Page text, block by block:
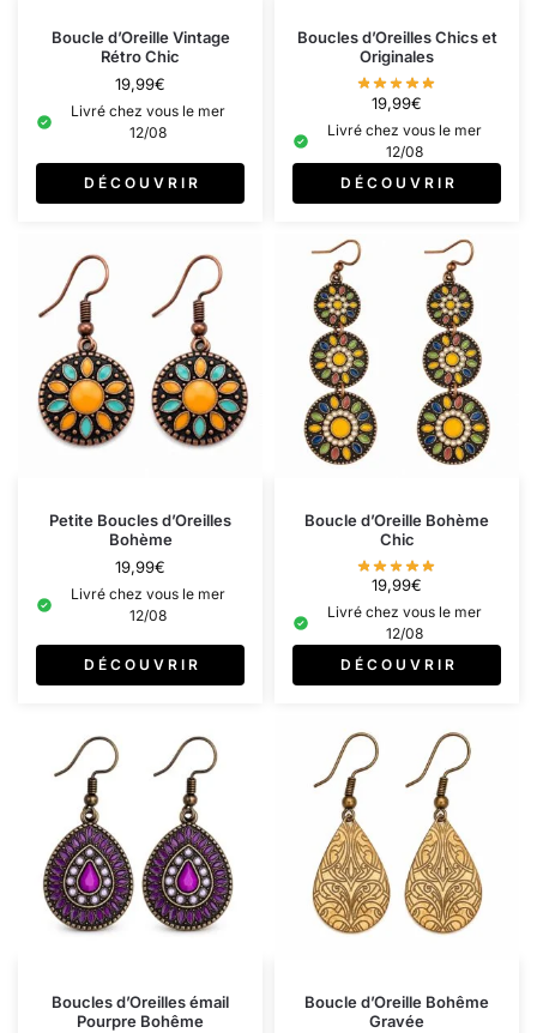
Boucle d’Oreille Vintage
Rétro Chic
19,99€
Livré chez vous le mer
12/08
D É C O U V R I R
Boucles d’Oreilles Chics et
Originales
19,99€
Livré chez vous le mer
12/08
D É C O U V R I R
Petite Boucles d’Oreilles
Bohème
19,99€
Livré chez vous le mer
12/08
D É C O U V R I R
Boucle d’Oreille Bohème
Chic​
19,99€
Livré chez vous le mer
12/08
D É C O U V R I R
Boucles d’Oreilles émail
Pourpre Bohême
Boucle d’Oreille Bohême
Gravée